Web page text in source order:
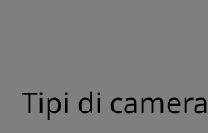
Tipi di camera